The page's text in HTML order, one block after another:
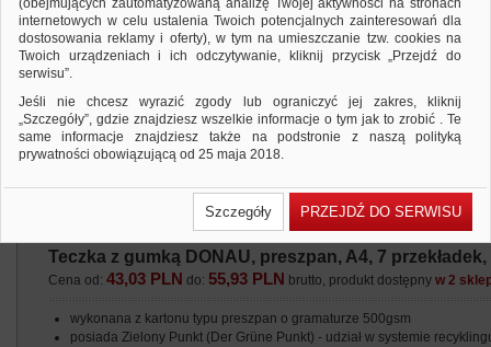
Teczka z gumką DONAU, preszpan, A4, 7
Cena od:43,03 PLN do: 55,93 PLN brutto, produkt dostępnyw 2
wykonana z kartonu typu preszpan o gramaturze 500gsm
posiada Zielony Punkt (Der Grüne Punkt) - udział w systemie
(obejmujących zautomatyzowaną analizę Twojej aktywności na stronach
internetowych w celu ustalenia Twoich potencjalnych zainteresowań dla
dostosowania reklamy i oferty), w tym na umieszczanie tzw. cookies na
Twoich urządzeniach i ich odczytywanie, kliknij przycisk „Przejdź do
serwisu”.
Jeśli nie chcesz wyrazić zgody lub ograniczyć jej zakres, kliknij
„Szczegóły”, gdzie znajdziesz wszelkie informacje o tym jak to zrobić . Te
same informacje znajdziesz także na podstronie z naszą polityką
prywatności obowiązującą od 25 maja 2018.
wcześniejsza zgoda której udzieliliście podczas zakładania konta. Każda
Państwa zgoda jest dobrowolna i można ją w dowolnym momencie
Polityka prywatności (rozwiń)
Klauzula Informacyjna (rozwiń)
Lista Zaufanych Partnerów (rozwiń)
Szczegóły PRZEJDŹ DO SERWISU